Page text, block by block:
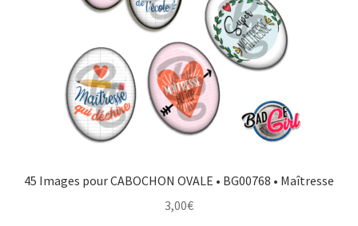
45 Images pour CABOCHON OVALE • BG00768 • Maîtresse
3,00€